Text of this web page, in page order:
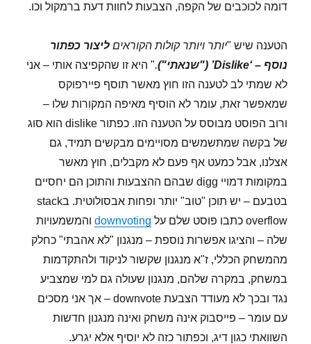
דומה לכוכבים של הקפה, הצבעות לחוות דעת ברמקול וכו.
הטענה שיש "יותר ויותר קולות הקוראיםליצור כפתור
נוסף –‘Dislike’ ("שנאתי")." היא זו שהקפיצה אותי – אני
לא שמתי לב לטענה הזו חוץ מאשר תוסף פיירפוקס
שמאפשר זאת, עומר לא הוסיף מאיפה המקורות שלו –
ורוב הפוסט מבוסס על הטענה הזו. כפתור dislike הוא סוג
של בקשה שמתשמשים מסויימים מבקשים תמיד, גם
אצלנו, אבל כמעט אף פעם לא מקבלים, חוץ מאשר
במקומות דמויי digg שבהם ההצבעות והתוכן הם יחסיים
בטבעם – יש תוכן "טוב" יותר ופחות אבסולוטית. בstack
overflow כתבו פוסט שלם על
downvoting והמשמעויות
שלה – והציגו אפשרות נוספת – מנגנון "לא אהבתי" כחלק
מהמשחק הכללי, ז"א מנגנון שקשור לניקוד ולהתקדמות
במשחק, במקרה שלהם, מנגנון שעולה גם למי שמצביע
נגד ובכך לא מעודד הצבעת downvote – אך אני מסכים
עם עומר – פייסבוק אינה משחק ואינה מנגנון חדשות
השוואתי כגון דיג, וכפתור כזה לא יוסיף אלא יגרע.